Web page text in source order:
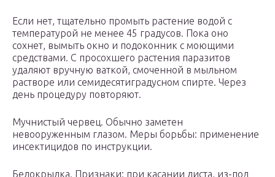
Если нет, тщательно промыть растение водой с
температурой не менее 45 градусов. Пока оно
сохнет, вымыть окно и подоконник с моющими
средствами. С просохшего растения паразитов
удаляют вручную ваткой, смоченной в мыльном
растворе или семидесятиградусном спирте. Через
день процедуру повторяют.
Мучнистый червец. Обычно заметен
невооруженным глазом. Меры борьбы: применение
инсектицидов по инструкции.
Белокрылка. Признаки: при касании листа, из-под